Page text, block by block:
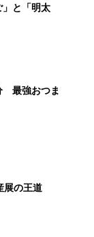
と「明太
最強おつま
の王道